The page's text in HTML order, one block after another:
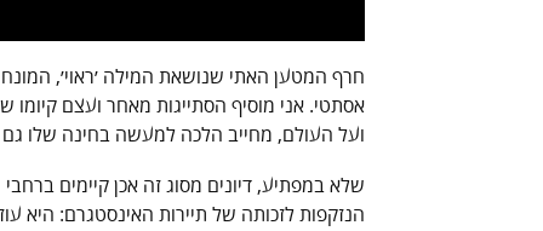
חרף המטען האתי שנושאת המילה ׳ראוי׳, המונח
אסתטי. אני מוסיף הסתייגות מאחר ועצם
ועל העולם, מחייב הלכה למעשה בחינה שלו גם
שלא במפתיע, דיונים מסוג זה אכן קיימים
הנזקפות לזכותה של תיירות האינסטגרם: היא